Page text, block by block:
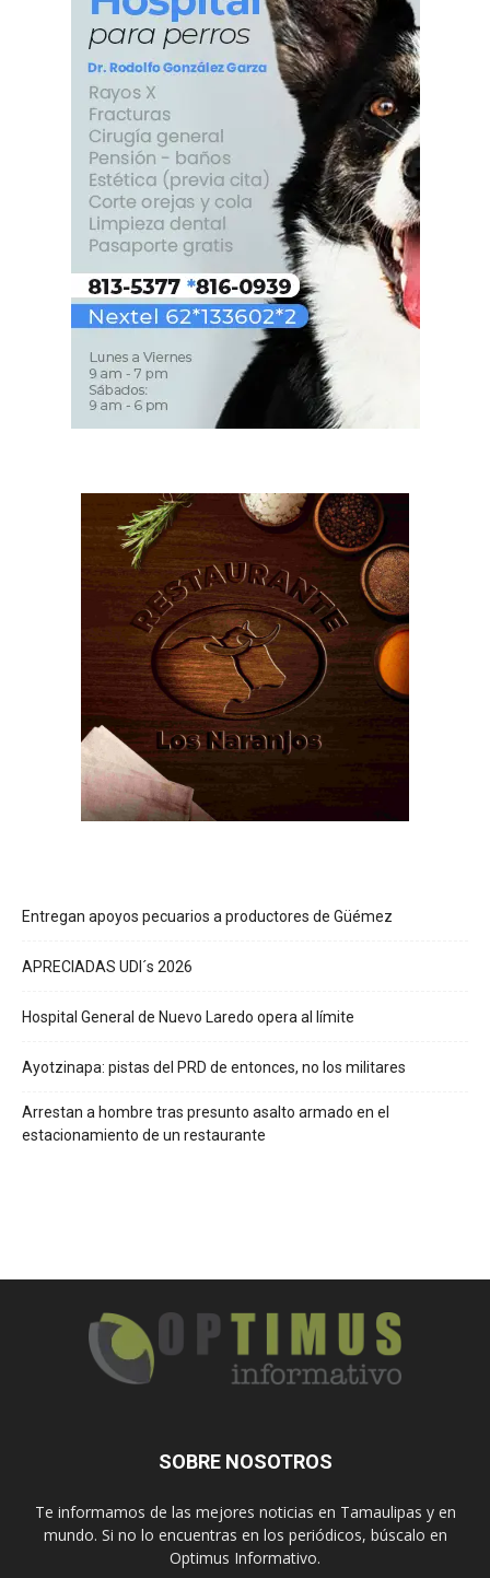
Entregan apoyos pecuarios a productores de Güémez
APRECIADAS UDI´s 2026
Hospital General de Nuevo Laredo opera al límite
Ayotzinapa: pistas del PRD de entonces, no los militares
Arrestan a hombre tras presunto asalto armado en el
estacionamiento de un restaurante
SOBRE NOSOTROS
Te informamos de las mejores noticias en Tamaulipas y en
mundo. Si no lo encuentras en los periódicos, búscalo en
Optimus Informativo.